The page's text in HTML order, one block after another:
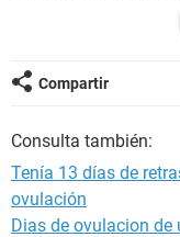
Compartir
Consulta también:
Tenía 13 días de
ovulación
Dias de ovulacion de